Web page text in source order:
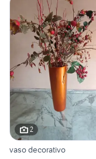
2
vaso decorativo